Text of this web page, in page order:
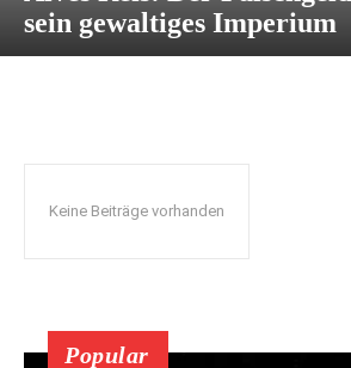
sein gewaltiges Imperium
Keine Beiträge vorhanden
Popular